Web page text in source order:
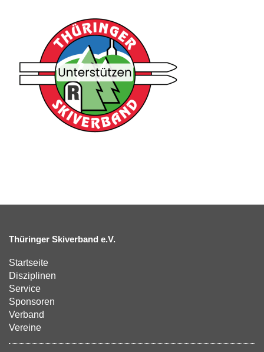
Thüringer Skiverband e.V.
Startseite
Disziplinen
Service
Sponsoren
Verband
Vereine